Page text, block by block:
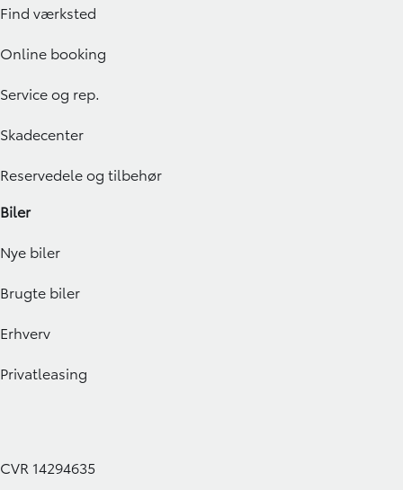
Find værksted
Online booking
Service og rep.
Skadecenter
Reservedele og tilbehør
Biler
Nye biler
Brugte biler
Erhverv
Privatleasing
CVR 14294635